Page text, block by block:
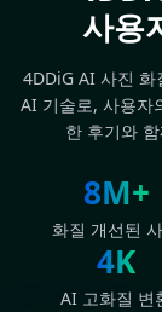
사
4DDiG AI 사진 화
AI 기술로, 사용
8M+
화질 개선된 사
4K